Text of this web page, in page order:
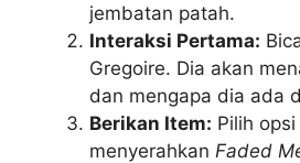
jembatan patah.
Interaksi Pertama:
Gregoire. Dia akan
dan mengapa dia ada
Berikan Item: Pilih
menyerahkan Faded